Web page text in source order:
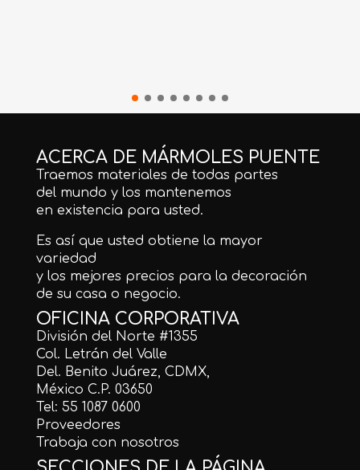
ACERCA DE MÁRMOLES PUENTE
Traemos materiales de todas partes
del mundo y los mantenemos
en existencia para usted.
Es así que usted obtiene la mayor
variedad
y los mejores precios para la decoración
de su casa o negocio.
OFICINA CORPORATIVA
División del Norte #1355
Col. Letrán del Valle
Del. Benito Juárez, CDMX,
México C.P. 03650
Tel: 55 1087 0600
Proveedores
Trabaja con nosotros